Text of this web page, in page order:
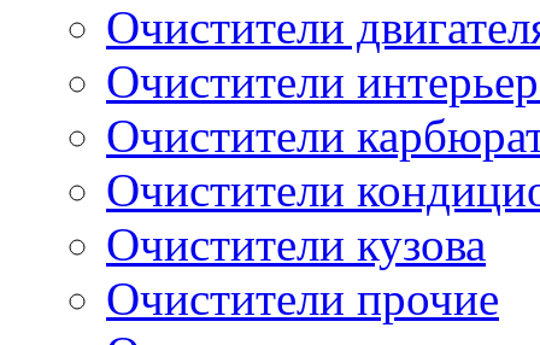
Очистители
Очистители
Очистители
Очистители
Очистители кузова
Очистители прочие